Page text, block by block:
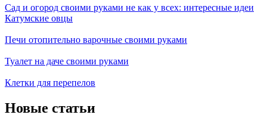
Сад и огород своими руками не как у всех: интересные идеи
Катумские овцы
Печи отопительно варочные своими руками
Туалет на даче своими руками
Клетки для перепелов
Новые статьи